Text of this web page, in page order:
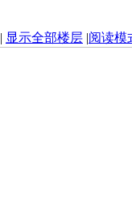
| 显示全部楼层 |阅读模